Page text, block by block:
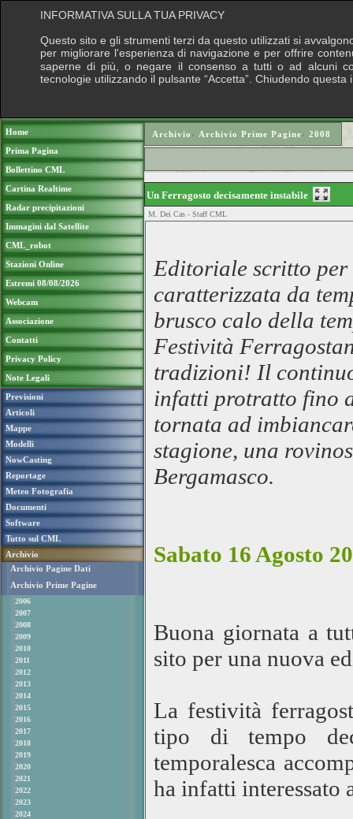
Home
Prima Pagina
Bollettino CML
Cartina Realtime
Radar precipitazioni
Immagini dal Satellite
CML_robot
Stazioni Online
Estremi 08/08/2026
Webcam
Associazione
Contatti
Privacy Policy
Note Legali
Previsioni
Articoli
Mappe
Modelli
NowCasting
Reportage
Meteo Fotografia
Documenti
Software
Tutto sul CML
Archivio
Archivio Pagine Dati
Archivio Prime Pagine
2006
2007
2008
2009
2010
2011
2012
2013
2014
2015
2016
2017
2018
2019
2020
2021
2022
2023
2024
Archivio › Archivio Prime Pagine› 2008
Un Ferragosto decisamente instabile
M. Dei Cas - Staff CML
Editoriale scritto
caratterizzata da
brusco calo della
Festività
tradizioni! Il
infatti protratto fino
tornata ad
stagione, una
Bergamasco.
Sabato 16 Agosto
Buona giornata a
sito per una nuova
La festività
tipo di tempo
temporalesca
ha infatti interessato
INFORMATIVA SULLA TUA PRIVACY
Questo sito e gli strumenti terzi da questo utilizzati si
per migliorare l'esperienza di navigazione e per offrire
saperne di più, o negare il consenso a tutti o ad alcuni
tecnologie utilizzando il pulsante “Accetta”. Chiudendo